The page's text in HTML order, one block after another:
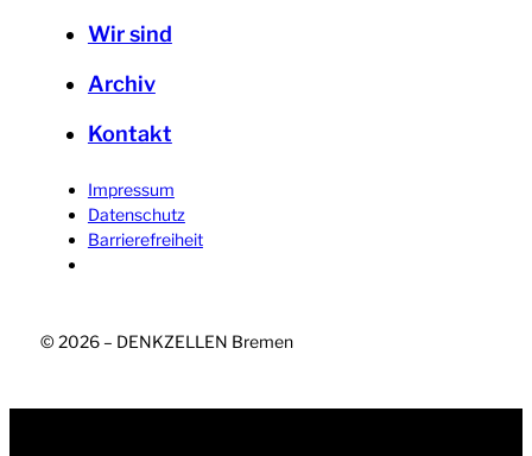
Wir sind
Archiv
Kontakt
Impressum
Datenschutz
Barrierefreiheit
© 2026 – DENKZELLEN Bremen